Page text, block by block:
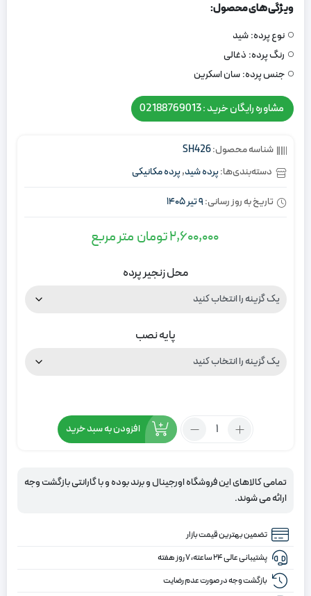
ویژگی های محصول:
نوع پرده:شید
رنگ پرده: ذغالی
جنس پرده:سان اسکرین
مشاوره رایگان خرید : 02188769013
شناسه محصول:SH426
دسته‌بندی‌ها:پرده شید,پرده مکانیکی
تاریخ به روز رسانی:9 تیر 1405
2,600,000تومان متر مربع
محل زنجیر پرده
پایه نصب
تعداد:
ذغالی
سان
افزودن به سبد خرید
تمامی کالاهای این فروشگاه اورجینال و برند بوده و با گارانتی بازگشت وجه
ارائه می شوند.
تضمین بهترین قیمت بازار
پشتیبانی عالی ۲۴ ساعته، ۷ روز هفته
بازگشت وجه در صورت عدم رضایت